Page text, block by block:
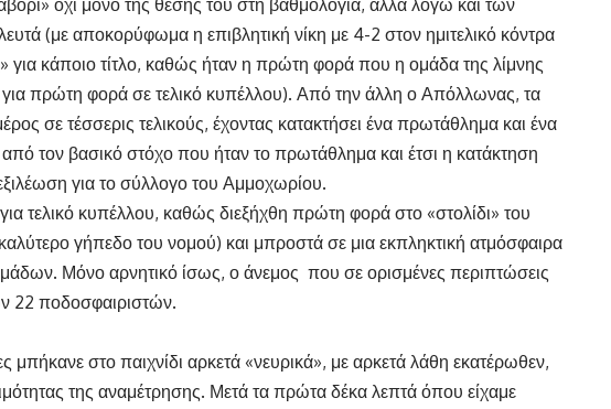
όχι μόνο της θέσης του στη βαθμολογία, αλλά λόγω και των
(με αποκορύφωμα η επιβλητική νίκη με 4-2 στον ημιτελικό κόντρα
για κάποιο τίτλο, καθώς ήταν η πρώτη φορά που η ομάδα της λίμνης
για πρώτη φορά σε τελικό κυπέλλου). Από την άλλη ο Απόλλωνας, τα
σε τέσσερις τελικούς, έχοντας κατακτήσει ένα πρωτάθλημα και ένα
από τον βασικό στόχο που ήταν το πρωτάθλημα και έτσι η κατάκτηση
για το σύλλογο του Αμμοχωρίου.
τελικό κυπέλλου, καθώς διεξήχθη πρώτη φορά στο «στολίδι» του
γήπεδο του νομού) και μπροστά σε μια εκπληκτική ατμόσφαιρα
Μόνο αρνητικό ίσως, ο άνεμος που σε ορισμένες περιπτώσεις
22 ποδοσφαιριστών.
μπήκανε στο παιχνίδι αρκετά «νευρικά», με αρκετά λάθη εκατέρωθεν,
της αναμέτρησης. Μετά τα πρώτα δέκα λεπτά όπου είχαμε